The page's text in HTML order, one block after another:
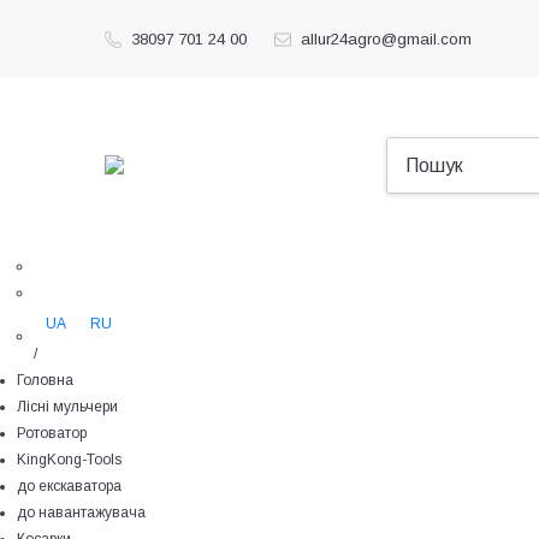
38097 701 24 00 allur24agro@gmail.com
UA
/
RU
Головна
Лісні мульчери
Ротоватор
KingKong-Tools
до екскаватора
до навантажувача